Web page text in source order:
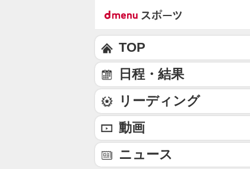
TOP
日程・結果
リーディング
動画
ニュース